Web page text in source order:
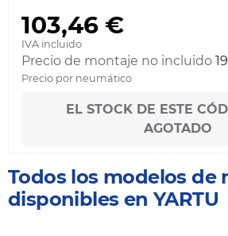
103,46 €
IVA incluido
Precio de montaje no incluido
Precio por neumático
EL STOCK DE ESTE
AGOTADO
Todos los modelos de
disponibles en YARTU